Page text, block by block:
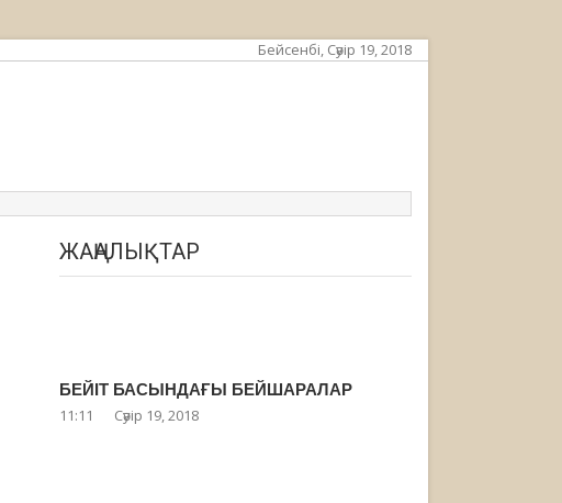
Бейсенбі, Сәуір 19, 2018
ЖАҢАЛЫҚТАР
БЕЙІТ БАСЫНДАҒЫ БЕЙШАРАЛАР
11:11 Сәуір 19, 2018